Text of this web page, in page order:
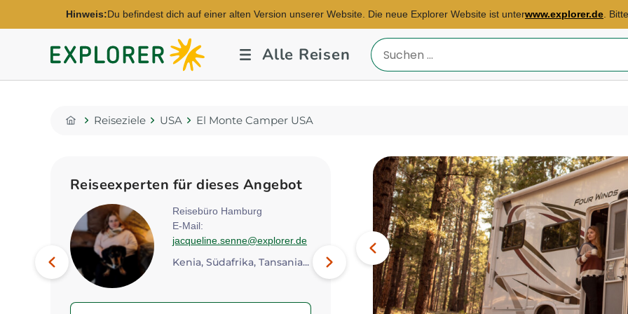
Hinweis:Du befindest dich auf einer alten Version unserer Website. Die neue Explorer Website ist unterwww.explorer.de .
Explorer
Fernreisen
Alle Reisen
Reiseland
eingeben
Home
Reiseziele USA El Monte Camper USA
Vorheriges
Bild
Reiseexperten für dieses Angebot
Botswana, Kenia, Namibia...
Reisebüro Hamburg
E-Mail:
jacqueline.senne@explorer.de
Kenia, Südafrika, Tansania...
Reisebüro Bremen
E-Mail:bremen@explorer.de
Thailand, Griechenland,
Spanien...
Nächstes
Bild